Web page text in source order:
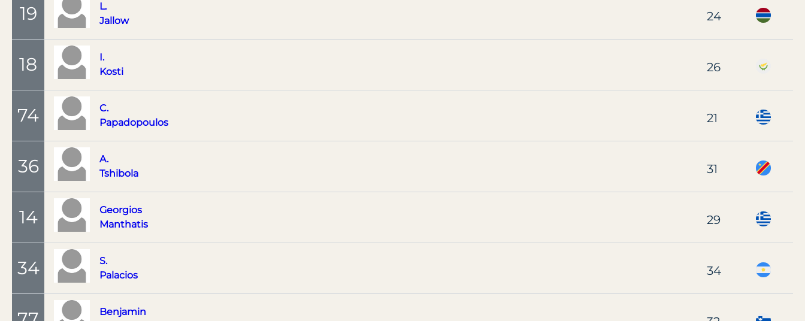
19
L.
Jallow
24
18
I.
Kosti
26
74
C.
Papadopoulos
21
36
A.
Tshibola
31
14
Georgios
Manthatis
29
34
S.
Palacios
34
Benjamin